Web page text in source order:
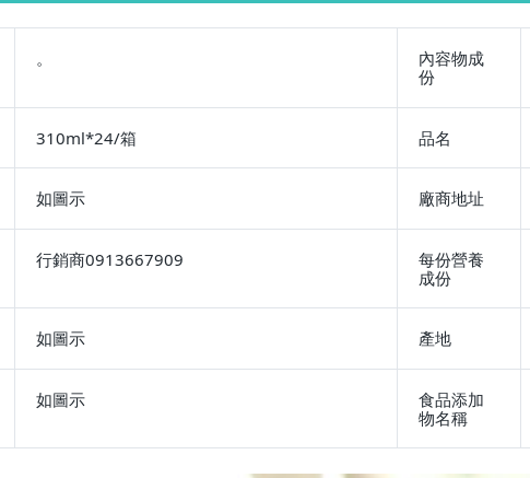
。
內容物成
份
310ml*24/箱 品名
如圖示 廠商地址
行銷商0913667909
每份營養
成份
如圖示 產地
如圖示
食品添加
物名稱